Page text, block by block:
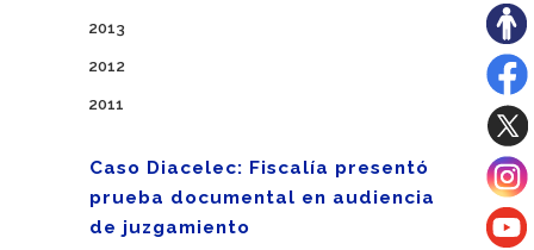
2013
2012
2011
Caso Diacelec: Fiscalía presentó
prueba documental en audiencia
de juzgamiento